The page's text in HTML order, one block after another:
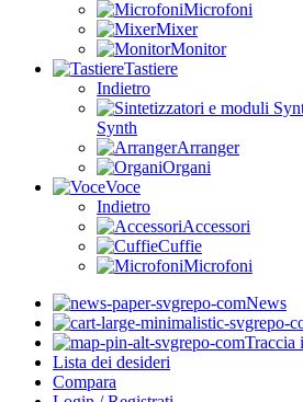
Microfoni
Mixer
Monitor
Tastiere
Indietro
Synth
Arranger
Organi
Voce
Indietro
Accessori
Cuffie
Microfoni
News
Traccia
Lista dei desideri
Compara